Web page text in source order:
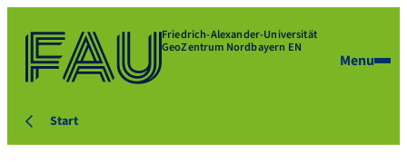
Friedrich-Alexander-Universität
GeoZentrum Nordbayern EN
Menu
Start